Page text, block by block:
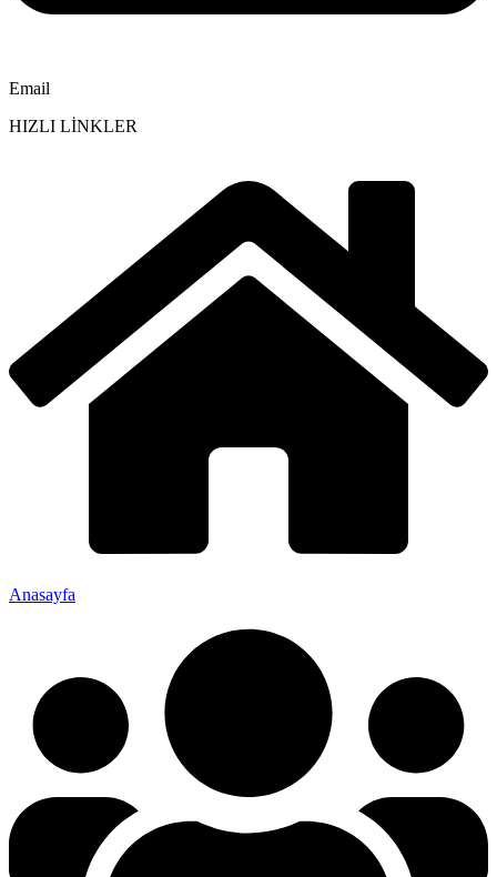
Email
HIZLI LİNKLER
Anasayfa